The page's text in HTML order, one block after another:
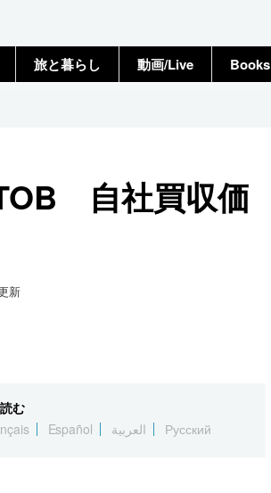
旅と暮らし 動画/Live Books
自社買収価
新
む
Español العربية Русский